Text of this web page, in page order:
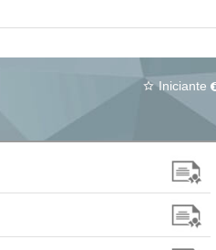
star_border Iniciante